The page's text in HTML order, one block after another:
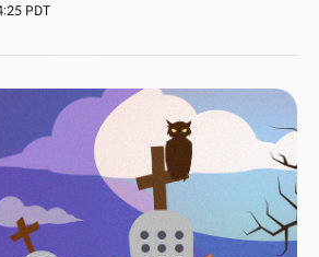
비즈니스의 침체 등이 디즈니를 괴롭히고 있다.
성기의 3분의 1수준에 머물고 있다. 2022년 주당
주가는 2023년 8월 21일 85.77달러까지
이에서 애플로의 매각설이 다시 나오고 있다. 물론
지는 현실이라기보다 판타지에 가깝다. 하지만
유는 디즈니의 비즈니스 모델에 대한 불안감
PDT